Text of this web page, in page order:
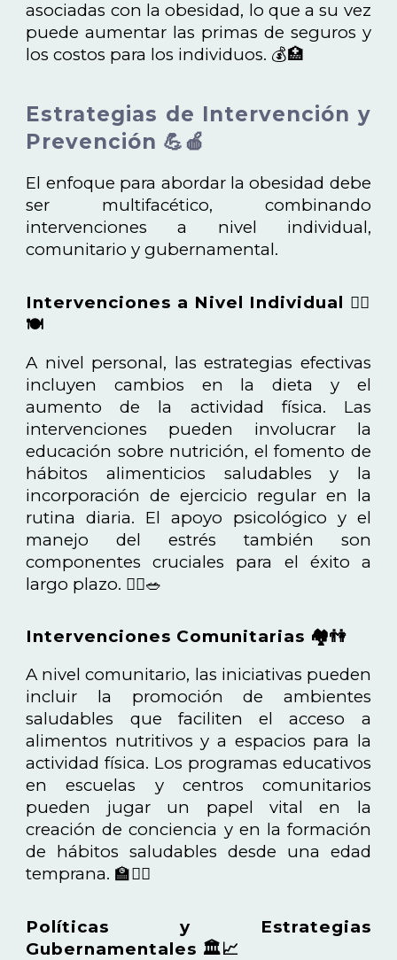
asociadas con la obesidad, lo que a su vez
puede aumentar las primas de seguros y
los costos para los individuos. 💰🏥
Estrategias de Intervención y
Prevención 💪🍎
El enfoque para abordar la obesidad debe
ser multifacético, combinando
intervenciones a nivel individual,
comunitario y gubernamental.
Intervenciones a Nivel Individual 🧑‍⚕️
🍽️
A nivel personal, las estrategias efectivas
incluyen cambios en la dieta y el
aumento de la actividad física. Las
intervenciones pueden involucrar la
educación sobre nutrición, el fomento de
hábitos alimenticios saludables y la
incorporación de ejercicio regular en la
rutina diaria. El apoyo psicológico y el
manejo del estrés también son
componentes cruciales para el éxito a
largo plazo. 🏃‍♂️🥗
Intervenciones Comunitarias 🏘️👫
A nivel comunitario, las iniciativas pueden
incluir la promoción de ambientes
saludables que faciliten el acceso a
alimentos nutritivos y a espacios para la
actividad física. Los programas educativos
en escuelas y centros comunitarios
pueden jugar un papel vital en la
creación de conciencia y en la formación
de hábitos saludables desde una edad
temprana. 🏫🚴‍♀️
Políticas y Estrategias
Gubernamentales 🏛️📈